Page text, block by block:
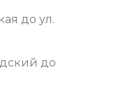
до ул.
до